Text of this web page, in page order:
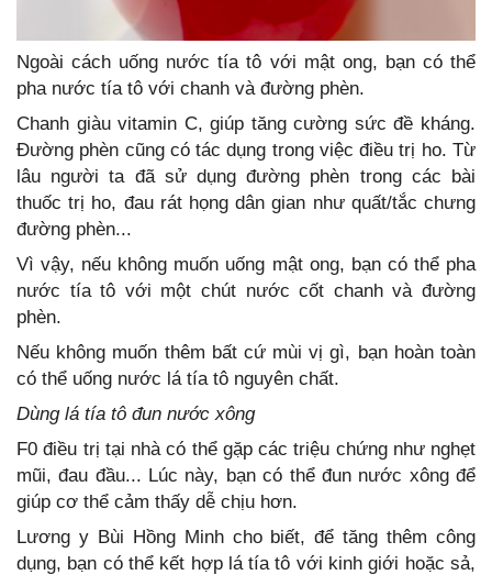
Ngoài cách uống nước tía tô với mật ong, bạn có thể
pha nước tía tô với chanh và đường phèn.
Chanh giàu vitamin C, giúp tăng cường sức đề kháng.
Đường phèn cũng có tác dụng trong việc điều trị ho. Từ
lâu người ta đã sử dụng đường phèn trong các bài
thuốc trị ho, đau rát họng dân gian như quất/tắc chưng
đường phèn...
Vì vậy, nếu không muốn uống mật ong, bạn có thể pha
nước tía tô với một chút nước cốt chanh và đường
phèn.
Nếu không muốn thêm bất cứ mùi vị gì, bạn hoàn toàn
có thể uống nước lá tía tô nguyên chất.
Dùng lá tía tô đun nước xông
F0 điều trị tại nhà có thể gặp các triệu chứng như nghẹt
mũi, đau đầu... Lúc này, bạn có thể đun nước xông để
giúp cơ thể cảm thấy dễ chịu hơn.
Lương y Bùi Hồng Minh cho biết, để tăng thêm công
dụng, bạn có thể kết hợp lá tía tô với kinh giới hoặc sả,